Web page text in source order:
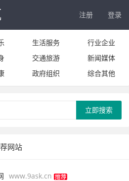
注册 登录
生活服务
行业企业
交通旅游
新闻媒体
政府组织 综合其他
立即搜索
网站
www.9ask.cn